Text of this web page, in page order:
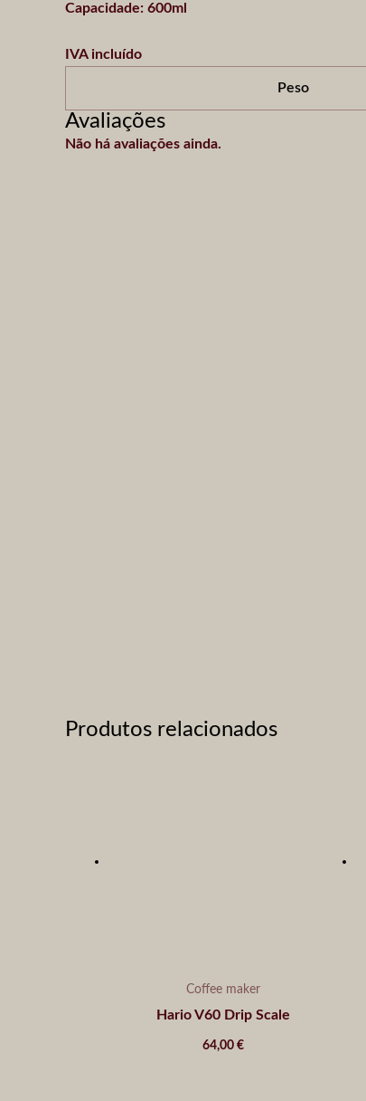
Capacidade: 600ml
IVA incluído
Peso
Avaliações
Não há avaliações ainda.
Produtos relacionados
Coffee maker
Hario V60 Drip Scale
64,00 €